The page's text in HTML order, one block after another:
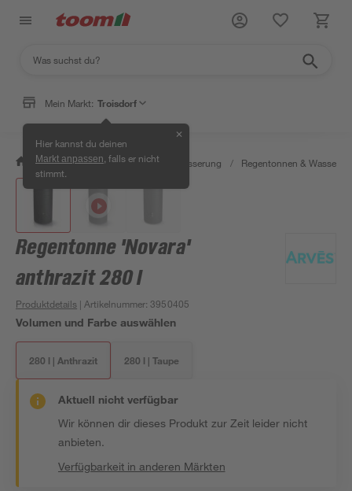
Mein Markt: Troisdorf
Hier kannst du deinen
Markt anpassen , falls er nicht
stimmt.
✕
/ Garten & Freizeit / Gartenbewässerung / Regentonnen &
Regentonne 'Novara'
anthrazit 280 l
Produktdetails | Artikelnummer:3950405
Volumen und Farbe auswählen
280 l | Anthrazit 280 l | Taupe
Aktuell nicht verfügbar
Wir können dir dieses Produkt zur Zeit leider nicht
anbieten.
Verfügbarkeit in anderen Märkten